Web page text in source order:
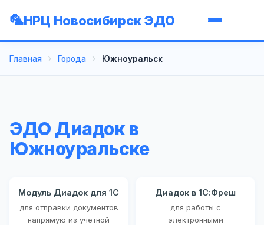
НРЦ Новосибирск ЭДО
Главная Города Южноуральск
ЭДО Диадок в
Южноуральске
Модуль Диадок для 1С
для отправки документов
напрямую из учетной
Диадок в 1С:Фреш
для работы с
электронными